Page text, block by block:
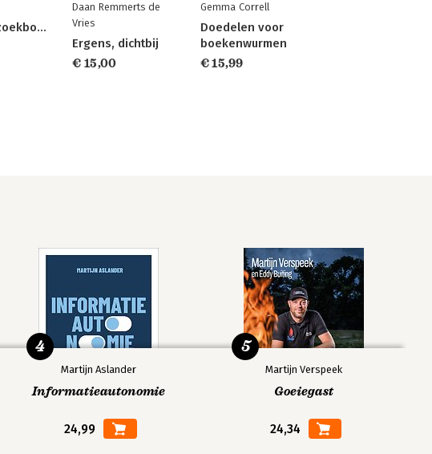
Kraambezoekboek
Daan Remmerts de
Vries
Ergens, dichtbij
€ 15,00
Gemma Correll
Doedelen voor
boekenwurmen
€ 15,99
Martijn Aslander
Informatieautonomie
24,99
4
Martijn Verspeek
Goeiegast
24,34
5